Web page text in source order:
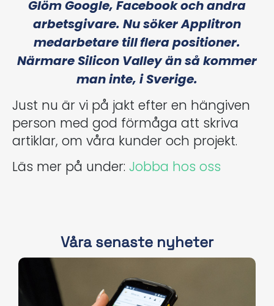
Glöm Google, Facebook och andra
arbetsgivare. Nu söker Applitron
medarbetare till flera positioner.
Närmare Silicon Valley än så kommer
man inte, i Sverige.
Just nu är vi på jakt efter en hängiven
person med god förmåga att skriva
artiklar, om våra kunder och projekt.
Läs mer på under: Jobba hos oss
Våra senaste nyheter